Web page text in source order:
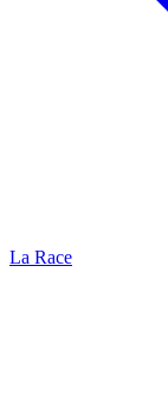
La Race